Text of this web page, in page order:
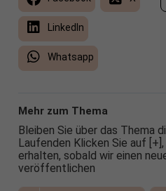
LinkedIn
Whatsapp
Mehr zum Thema
Bleiben Sie über das Thema
Laufenden Klicken Sie auf
erhalten, sobald wir einen
veröffentlichen